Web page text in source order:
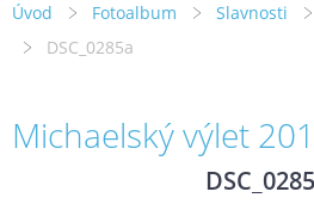
Úvod Fotoalbum Slavnosti
DSC_0285a
Michaelský výlet